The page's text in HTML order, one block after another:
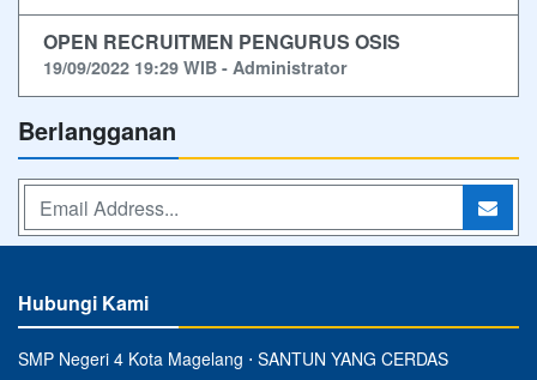
OPEN RECRUITMEN PENGURUS OSIS
19/09/2022 19:29 WIB - Administrator
Berlangganan
Hubungi Kami
SMP Negeri 4 Kota Magelang ⋅ SANTUN YANG CERDAS